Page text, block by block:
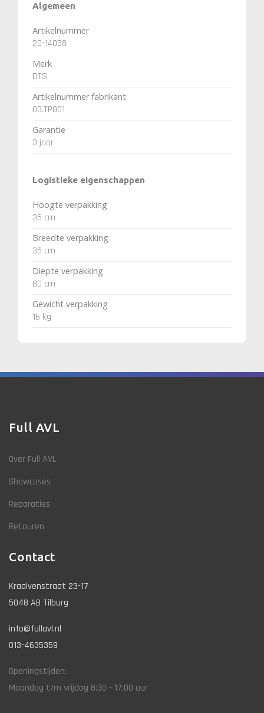
Algemeen
Artikelnummer
20-14038
Merk
DTS
Artikelnummer fabrikant
03.TP001
Garantie
3 jaar
Logistieke eigenschappen
Hoogte verpakking
35 cm
Breedte verpakking
35 cm
Diepte verpakking
80 cm
Gewicht verpakking
16 kg
Full AVL
Over Full AVL
Showcases
Reparaties
Retouren
Contact
Kraaivenstraat 23-17
5048 AB Tilburg
info@fullavl.nl
013-4635359
Openingstijden:
Maandag t/m vrijdag 8:30 - 17:00 uur